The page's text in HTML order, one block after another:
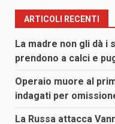
ARTICOLI RECENTI
La madre non gli dà i
prendono a calci e
Operaio muore al
indagati per
La Russa attacca